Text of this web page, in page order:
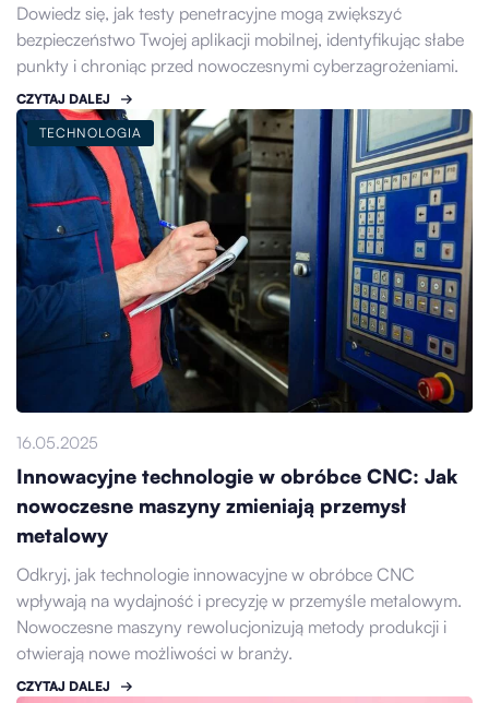
Dowiedz się, jak testy penetracyjne mogą zwiększyć
bezpieczeństwo Twojej aplikacji mobilnej, identyfikując słabe
punkty i chroniąc przed nowoczesnymi cyberzagrożeniami.
CZYTAJ DALEJ
TECHNOLOGIA
16.05.2025
Innowacyjne technologie w obróbce CNC: Jak
nowoczesne maszyny zmieniają przemysł
metalowy
Odkryj, jak technologie innowacyjne w obróbce CNC
wpływają na wydajność i precyzję w przemyśle metalowym.
Nowoczesne maszyny rewolucjonizują metody produkcji i
otwierają nowe możliwości w branży.
CZYTAJ DALEJ